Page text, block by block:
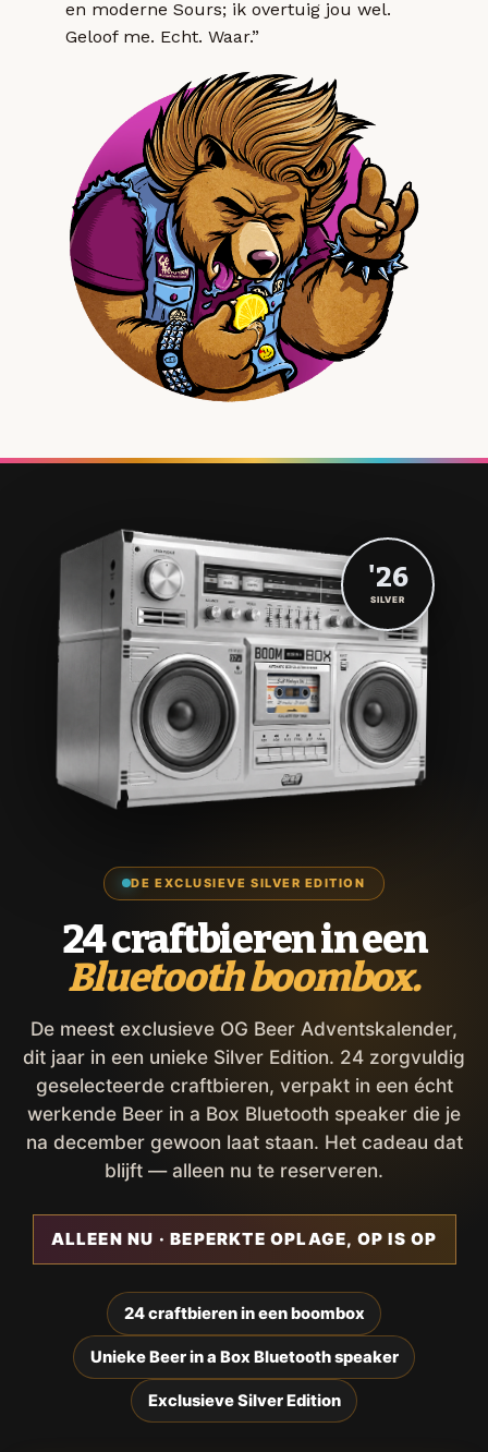
en moderne Sours; ik overtuig jou wel.
Geloof me. Echt. Waar.”
DE EXCLUSIEVE SILVER EDITION
24 craftbieren in een
Bluetooth boombox.
De meest exclusieve OG Beer Adventskalender,
dit jaar in een unieke Silver Edition. 24 zorgvuldig
geselecteerde craftbieren, verpakt in een écht
werkende Beer in a Box Bluetooth speaker die je
na december gewoon laat staan. Het cadeau dat
blijft — alleen nu te reserveren.
ALLEEN NU · BEPERKTE OPLAGE, OP IS OP
24 craftbieren in een boombox
Unieke Beer in a Box Bluetooth speaker
Exclusieve Silver Edition
'26
SILVER